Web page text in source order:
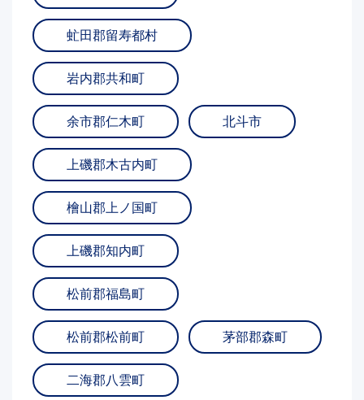
虻田郡留寿都村
岩内郡共和町
余市郡仁木町 北斗市
上磯郡木古内町
檜山郡上ノ国町
上磯郡知内町
松前郡福島町
松前郡松前町 茅部郡森町
二海郡八雲町